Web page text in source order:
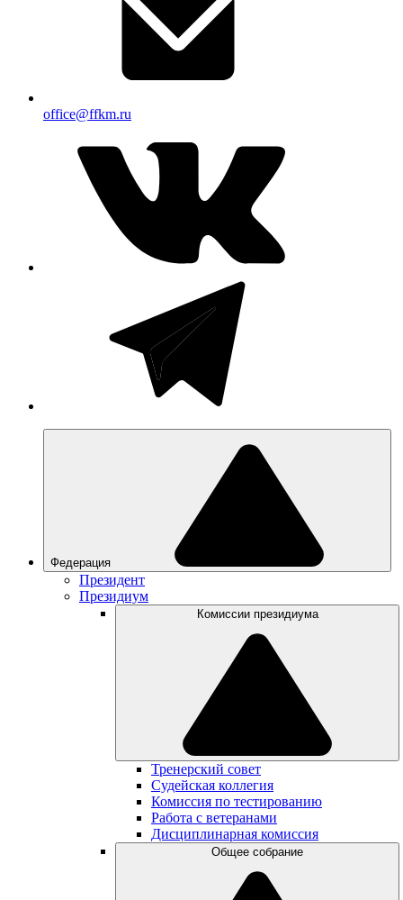
office@ffkm.ru
Федерация
Президент
Президиум
Комиссии президиума
Тренерский совет
Судейская коллегия
Комиссия по тестированию
Работа с ветеранами
Дисциплинарная комиссия
Общее собрание